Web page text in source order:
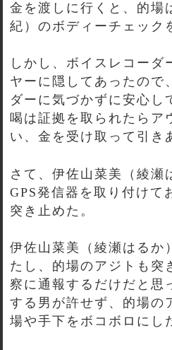
金を渡しに行くと、的場
紀）のボディーチェック
しかし、ボイスレコーダ
ヤーに隠してあったので
ダーに気づかずに安心し
喝は証拠を取られたらア
い、金を受け取って引き
さて、伊佐山菜美（綾瀬
GPS発信器を取り付けて
突き止めた。
伊佐山菜美（綾瀬はるか
たし、的場のアジトも突
察に通報するだけだと思
する男が許せず、的場の
場や手下をボコボロにし